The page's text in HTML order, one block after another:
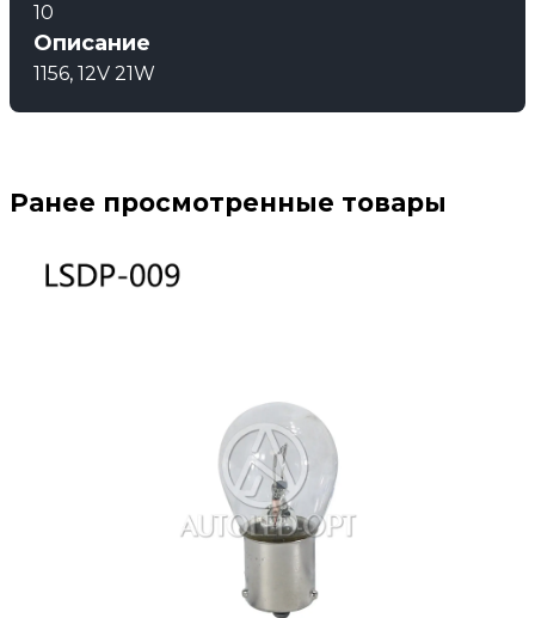
10
Описание
1156, 12V 21W
Ранее просмотренные товары